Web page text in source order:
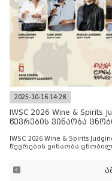
2025-10-16 14:28
IWSC 2026 Wine &
წევრების ვინაობა
IWSC 2026 Wine & Spirits
წევრების ვინაობა